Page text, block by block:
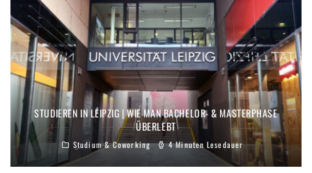
STUDIEREN IN LEIPZIG | WIE MAN BACHELOR- & MASTERPHASE
ÜBERLEBT
Studium & Coworking 4 Minuten Lesedauer